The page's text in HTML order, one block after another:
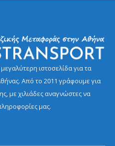
ιστοσελίδα για τα
Από το 2011 γράφουμε για
με χιλιάδες αναγνώστες να
μας.